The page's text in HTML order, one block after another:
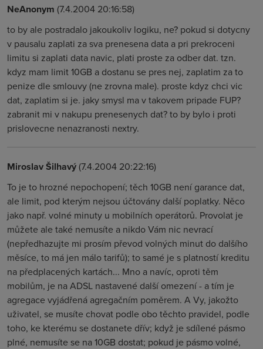
NeAnonym (7.4.2004 20:16:58)
to by ale postradalo jakoukoliv logiku, ne? pokud si dotycny
v pausalu zaplati za sva prenesena data a pri prekroceni
limitu si zaplati data navic, plati proste za odber dat. tzn.
kdyz mam limit 10GB a dostanu se pres nej, zaplatim za to
penize dle smlouvy (ne zrovna male). proste kdyz chci vic
dat, zaplatim si je. jaky smysl ma v takovem pripade FUP?
zabranit mi v nakupu prenesenych dat? to by bylo i proti
prislovecne nenazranosti nextry.
Miroslav Šilhavý(7.4.2004 20:22:16)
To je to hrozné nepochopení; těch 10GB není garance dat,
ale limit, pod kterým nejsou účtovány další poplatky. Něco
jako např. volné minuty u mobilních operátorů. Provolat je
můžete ale také nemusíte a nikdo Vám nic nevrací
(nepředhazujte mi prosím převod volných minut do dalšího
měsíce, to má jen málo tarifů); to samé je s platností kreditu
na předplacených kartách... Mno a navíc, oproti těm
mobilům, je na ADSL nastavené další omezení - a tím je
agregace vyjádřená agregačním poměrem. A Vy, jakožto
uživatel, se musíte chovat podle obo těchto pravidel, podle
toho, ke kterému se dostanete dřív; když je sdílené pásmo
plné, nemusíte se na 10GB dostat; pokud je pásmo volné,